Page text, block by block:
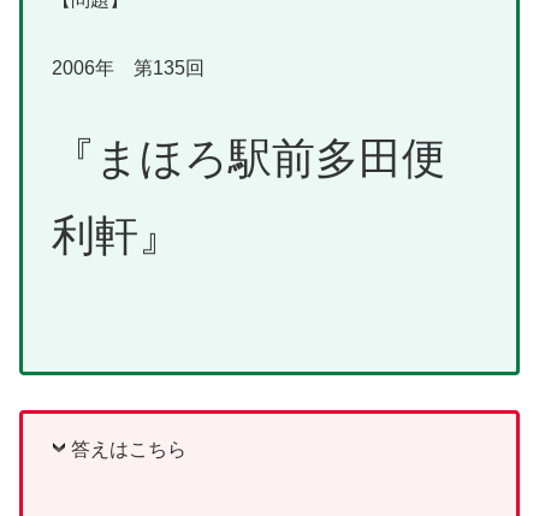
2006年 第135回
『まほろ駅前多田便
利軒』
答えはこちら